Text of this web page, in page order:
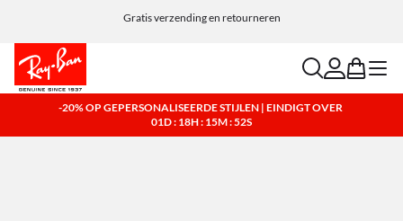
Gratis verzending en retourneren
Kies Klarna en PayPal voor eenvoudige en flexibele betaalopties.
searchaccount
bag menu
-20% OP GEPERSONALISEERDE STIJLEN | EINDIGT OVER
01D : 18H : 15M : 51S